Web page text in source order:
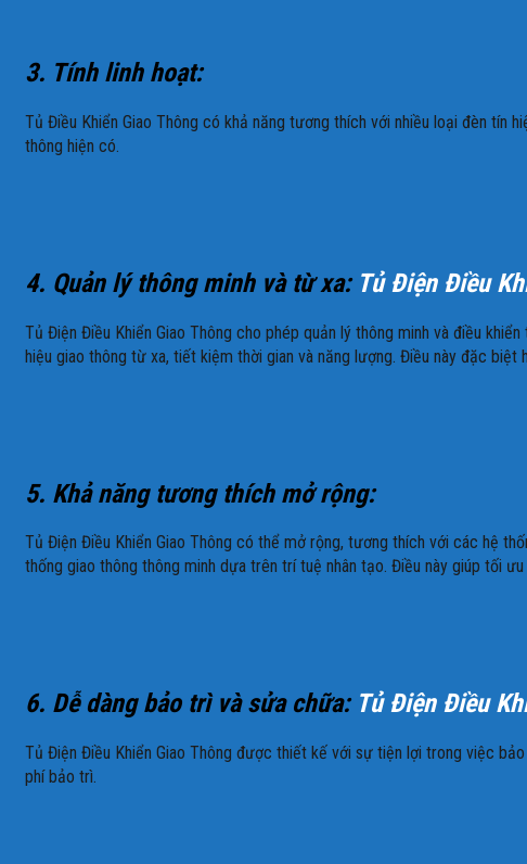
3. Tính linh hoạt:
Tủ Điều Khiển Giao Thông có khả năng tương thích với nhiều loại đèn tín
thông hiện có.
4. Quản lý thông minh và từ xa: Tủ Điện Điều
Tủ Điện Điều Khiển Giao Thông cho phép quản lý thông minh và điều
hiệu giao thông từ xa, tiết kiệm thời gian và năng lượng. Điều này đặc
5. Khả năng tương thích mở rộng:
Tủ Điện Điều Khiển Giao Thông có thể mở rộng, tương thích với các hệ
thống giao thông thông minh dựa trên trí tuệ nhân tạo. Điều này giúp tối
6. Dễ dàng bảo trì và sửa chữa: Tủ Điện Điều
Tủ Điện Điều Khiển Giao Thông được thiết kế với sự tiện lợi trong việc
phí bảo trì.